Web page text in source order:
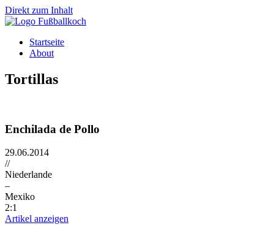
Direkt zum Inhalt
Startseite
About
Tortillas
Enchilada de Pollo
29.06.2014
//
Niederlande
–
Mexiko
2:1
Artikel anzeigen